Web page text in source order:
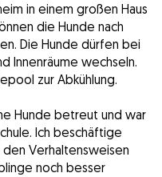
in einem großen Haus
die Hunde nach
Die Hunde dürfen bei
Innenräume wechseln.
zur Abkühlung.
Hunde betreut und war
Ich beschäftige
Verhaltensweisen
noch besser